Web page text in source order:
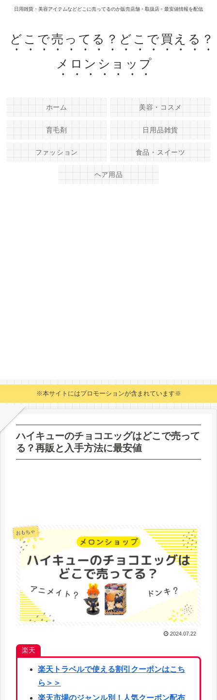
日用雑貨・美容アイテムなどどこに売ってるのか販売店舗・取扱店・最安値情報を配信
どこで売ってる？どこで買える？
メロンショップ
ホーム 美容・コスメ
育毛剤 日用品雑貨
ファッション 食品・スイーツ
ヘア用品
※本サイトにはプロモーションが含まれています※
ハイキューのチョコエッグはどこで売って
る？再販と入手方法に最安値
おもちゃ
2024.07.22
楽天
楽天トラベルで使える割引クーポンはこち
ら ＞＞
楽天市場のジャンル別！人気クーポン配布